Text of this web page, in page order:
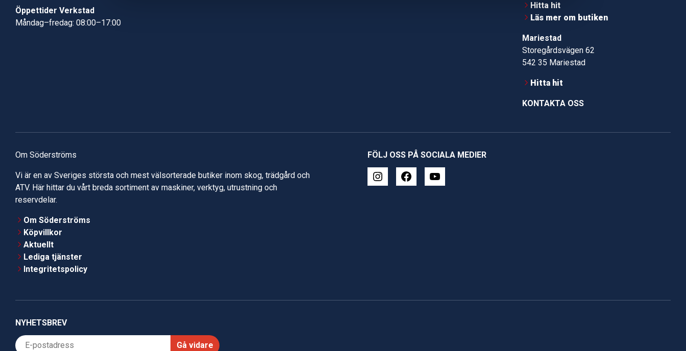
Öppettider Verkstad
Måndag–fredag: 08:00–17:00
Hitta hit
Läs mer om butiken
Mariestad
Storegårdsvägen 62
542 35 Mariestad
Hitta hit
KONTAKTA OSS
Om Söderströms
Vi är en av Sveriges största och mest välsorterade butiker inom skog, trädgård och
ATV. Här hittar du vårt breda sortiment av maskiner, verktyg, utrustning och
reservdelar.
Om Söderströms
Köpvillkor
Aktuellt
Lediga tjänster
Integritetspolicy
FÖLJ OSS PÅ SOCIALA MEDIER
NYHETSBREV
Gå vidare